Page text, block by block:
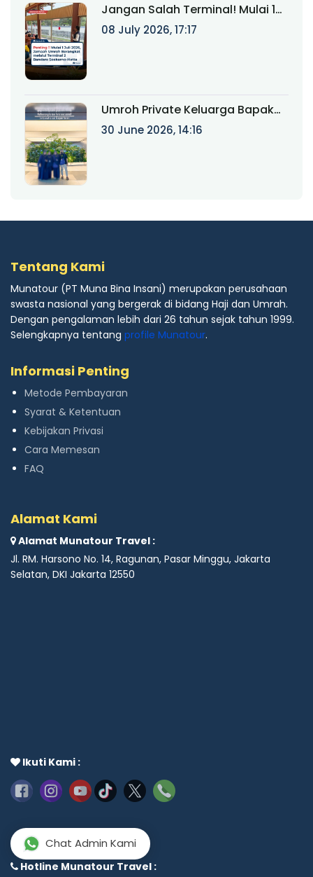
Jangan Salah Terminal! Mulai 1
Juli 2026, Jamaah Umroh
Berangkat melalui Terminal 2
08 July 2026, 17:17
Umroh Private Keluarga Bapak
Ainur Rifki: Perjalanan Ibadah
Eksklusif Bersama Munatour
30 June 2026, 14:16
Tentang Kami
Munatour (PT Muna Bina Insani) merupakan perusahaan
swasta nasional yang bergerak di bidang Haji dan Umrah.
Dengan pengalaman lebih dari 26 tahun sejak tahun 1999.
Selengkapnya tentang profile Munatour.
Informasi Penting
Metode Pembayaran
Syarat & Ketentuan
Kebijakan Privasi
Cara Memesan
FAQ
Alamat Kami
Alamat Munatour Travel :
Jl. RM. Harsono No. 14, Ragunan, Pasar Minggu, Jakarta
Selatan, DKI Jakarta 12550
Ikuti Kami :
Hubungi Kami
Hotline Munatour Travel :
Chat Admin Kami